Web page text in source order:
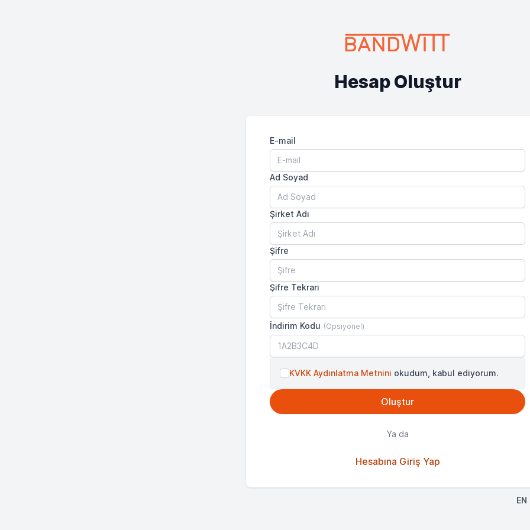
Hesap Oluştur
E-mail
Ad Soyad
Şirket Adı
Şifre
Şifre Tekrarı
İndirim Kodu (Opsiyonel)
KVKK Aydınlatma Metnini okudum, kabul ediyorum.
Ya da
Hesabına Giriş Yap
EN